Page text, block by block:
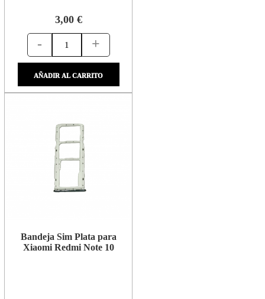
3,00 €
- +
AÑADIR AL CARRITO
Bandeja Sim Plata para
Xiaomi Redmi Note 10